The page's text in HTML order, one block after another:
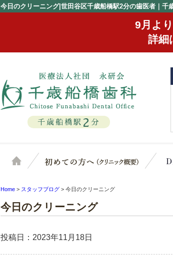
今日のクリーニング|世田谷区千歳船橋駅2分の歯医者｜千
9月よ
詳細
千歳船橋駅 2 分
ホーム クリ
Home > スタッフブログ > 今日のクリーニング
今日のクリーニング
投稿日：2023年11月18日